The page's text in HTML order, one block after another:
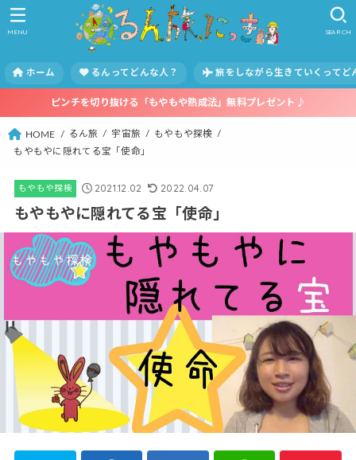
ホーム るんってどんな人？ 旅をしながら生きていくってど
SEARCH
MENU
ピンチを切り抜ける「もやもや熟成法」無料プレゼント♪
HOME るん旅 宇宙旅
もやもや探検
もやもやに隠れてる宝「使命」
もやもや探検 2021.12.02 2022.04.07
もやもやに隠れてる宝「使命」